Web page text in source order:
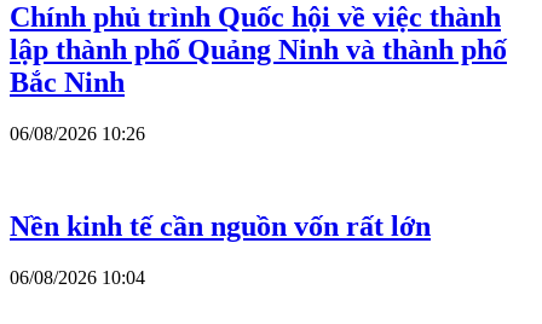
Chính phủ trình Quốc hội về việc thành
lập thành phố Quảng Ninh và thành phố
Bắc Ninh
06/08/2026 10:26
Nền kinh tế cần nguồn vốn rất lớn
06/08/2026 10:04